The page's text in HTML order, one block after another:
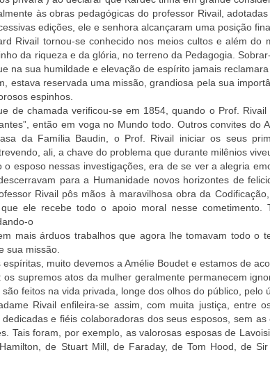
às obras pedagógicas do professor Rivail,
edições, ele e senhora alcançaram uma posição
Rivail tornou-se conhecido nos meios cultos e além do
da riqueza e da glória, no terreno da Pedagogia.
na sua humildade e elevação de espírito jamais reclamara
estava reservada uma missão, grandiosa pela sua
espinhos.
de chamada verificou-se em 1854, quando o Prof.
então em voga no Mundo todo. Outros convites do
da Família Baudin, o Prof. Rivail iniciar os seus
ali, a chave do problema que durante milênios
o esposo nessas investigações, era de se ver a alegria
para a Humanidade novos horizontes de
Rivail pôs mãos à maravilhosa obra da
ele recebe todo o apoio moral nesse cometimento.
o
mais árduos trabalhos que agora lhe tomavam todo o
sua missão.
espíritas, muito devemos a Amélie Boudet e estamos de
os supremos atos da mulher geralmente permanecem
feitos na vida privada, longe dos olhos do público, pelo
Rivail enfileira-se assim, com muita justiça, entre
e fiéis colaboradoras dos seus esposos, sem
Tais foram, por exemplo, as valorosas esposas de
de Stuart Mill, de Faraday, de Tom Hood, de